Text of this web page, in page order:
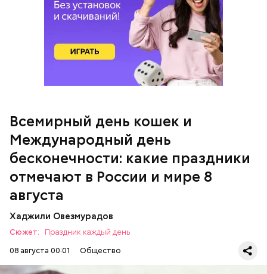
Всемирный день кошек и
Международный день
бесконечности: какие праздники
отмечают в России и мире 8
августа
Хаджили Овезмурадов
Сюжет:
Праздник каждый день
08 августа 00:01
Общество
Международный день бесконечности
День малины со сливками
растительное масло;
помидоры черри либо грунтовые.